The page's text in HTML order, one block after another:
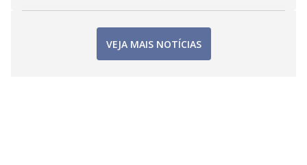
VEJA MAIS NOTÍCIAS